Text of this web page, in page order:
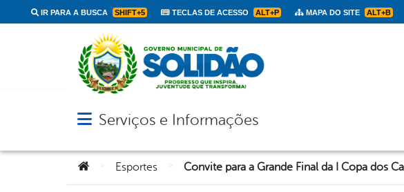
IR PARA A BUSCA SHIFT+5 TECLAS DE ACESSO ALT+P MAPA DO SITE ALT+B
Abrir menu principal de navegação
Serviços e Informações
Você está aqui:
Esportes